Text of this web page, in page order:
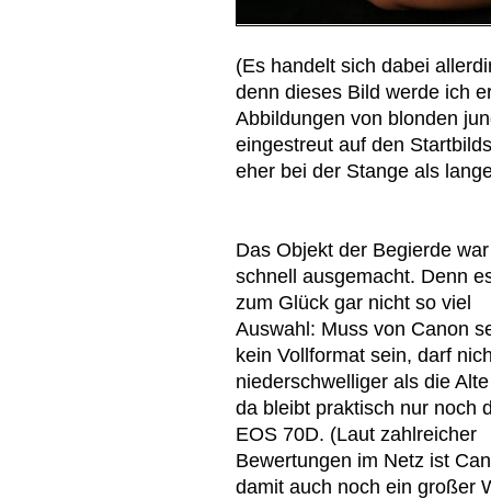
(Es handelt sich dabei
denn dieses Bild werde ich
Abbildungen von blonden
eingestreut auf den
eher bei der Stange als
Das Objekt der Begierde war
schnell ausgemacht. Denn
zum Glück gar nicht so viel
Auswahl: Muss von Canon
kein Vollformat sein, darf
niederschwelliger als die
da bleibt praktisch nur noch
EOS 70D. (Laut zahlreicher
Bewertungen im Netz ist
damit auch noch ein großer